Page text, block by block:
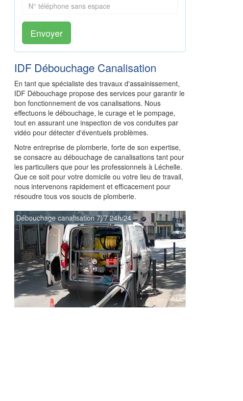
Envoyer
IDF Débouchage Canalisation
En tant que spécialiste des travaux d'assainissement,
IDF Débouchage propose des services pour garantir le
bon fonctionnement de vos canalisations. Nous
effectuons le débouchage, le curage et le pompage,
tout en assurant une inspection de vos conduites par
vidéo pour détecter d'éventuels problèmes.
Notre entreprise de plomberie, forte de son expertise,
se consacre au débouchage de canalisations tant pour
les particuliers que pour les professionnels à Léchelle.
Que ce soit pour votre domicile ou votre lieu de travail,
nous intervenons rapidement et efficacement pour
résoudre tous vos soucis de plomberie.
Débouchage canalisation 7j/7 24h/24